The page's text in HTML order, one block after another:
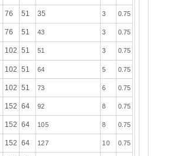
76 51 35 3 0.75
76 51 43 3 0.75
102 51 51 3 0.75
102 51 64 5 0.75
102 51 73 6 0.75
152 64 92 8 0.75
152 64 105 8 0.75
152 64 127 10 0.75